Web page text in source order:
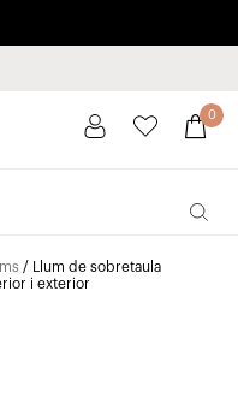
0
/ Llum de sobretaula
i exterior